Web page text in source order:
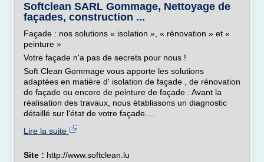
Softclean SARL Gommage, Nettoyage de
façades, construction ...
Façade : nos solutions « isolation », « rénovation » et «
peinture »
Votre façade n'a pas de secrets pour nous !
Soft Clean Gommage vous apporte les solutions
adaptées en matière d' isolation de façade , de rénovation
de façade ou encore de peinture de façade . Avant la
réalisation des travaux, nous établissons un diagnostic
détaillé sur l'état de votre façade....
Lire la suite
Site : http://www.softclean.lu